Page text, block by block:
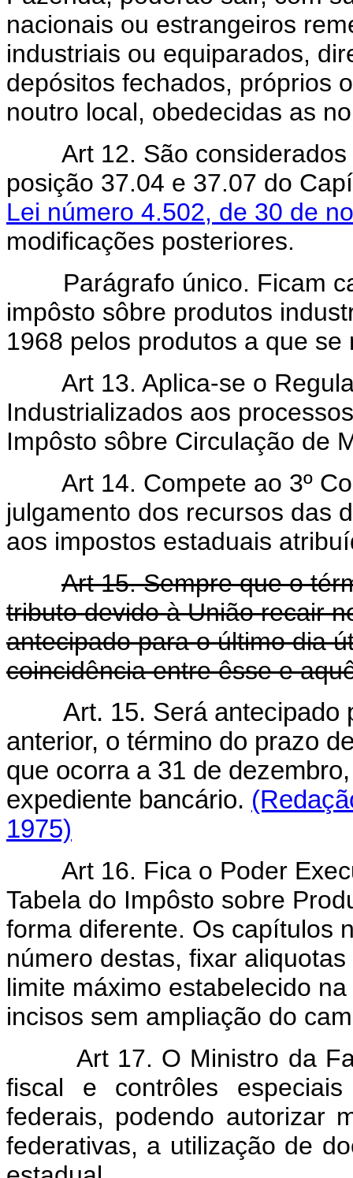
nacionais ou estrangeiros
industriais ou equiparados,
depósitos fechados, próprios
noutro local, obedecidas as
Art 12. São considerados
posição 37.04 e 37.07 do
Lei número 4.502, de 30 de
modificações posteriores.
Parágrafo único. Ficam
impôsto sôbre produtos
1968 pelos produtos a que se
Art 13. Aplica-se o
Industrializados aos
Impôsto sôbre Circulação de
Art 14. Compete ao 3º
julgamento dos recursos das
aos impostos estaduais
Art 15. Sempre que o
tributo devido à União recair
antecipado para o último dia
coincidência entre êsse e
Art. 15. Será antecipado
anterior, o término do prazo
que ocorra a 31 de
expediente bancário.
1975)
Art 16. Fica o Poder
Tabela do Impôsto sobre
forma diferente. Os capítulos
número destas, fixar
limite máximo estabelecido
incisos sem ampliação do
Art 17. O Ministro da
fiscal e contrôles
federais, podendo autorizar
federativas, a utilização de